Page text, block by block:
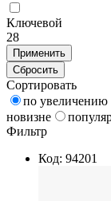
Ключевой
28
Применить
Сбросить
Сортировать
по
новизне
Фильтр
Код: 94201